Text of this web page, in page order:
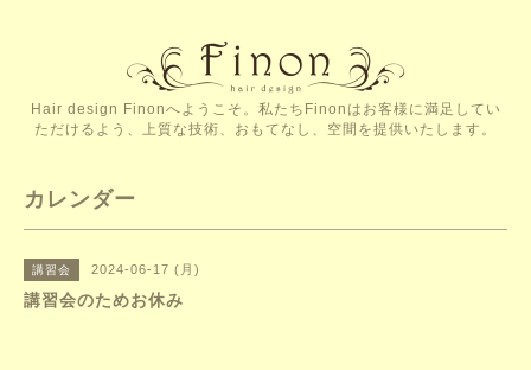
Hair design Finonへようこそ。私たちFinonはお客様に満足してい
ただけるよう、上質な技術、おもてなし、空間を提供いたします。
カレンダー
講習会 2024-06-17 (月)
講習会のためお休み